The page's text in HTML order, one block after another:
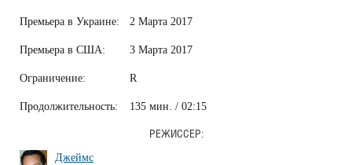
Премьера в Украине: 2 Марта 2017
Премьера в США: 3 Марта 2017
Ограничение: R
Продолжительность: 135 мин. / 02:15
РЕЖИССЕР:
Джеймс